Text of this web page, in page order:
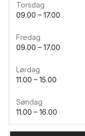
Torsdag
09.00 – 17.00
Fredag
09.00 – 17.00
Lørdag
11.00 – 15.00
Søndag
11.00 – 16.00